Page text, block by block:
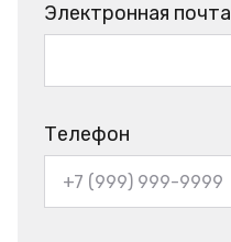
Электронная почта
Телефон